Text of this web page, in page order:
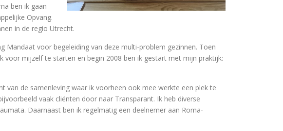
ben ik gaan
Opvang.
in de regio Utrecht.
Mandaat voor begeleiding van deze multi-problem gezinnen. Toen
voor mijzelf te starten en begin 2008 ben ik gestart met mijn praktijk:
van de samenleving waar ik voorheen ook mee werkte een plek te
vaak cliënten door naar Transparant. Ik heb diverse
Daarnaast ben ik regelmatig een deelnemer aan Roma-